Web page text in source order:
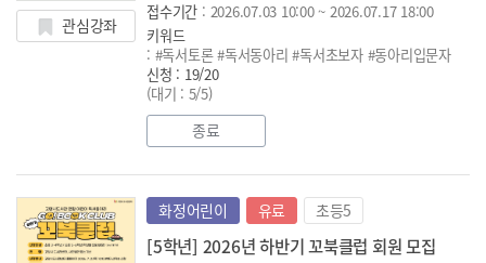
접수기간 : 2026.07.03 10:00 ~ 2026.07.17 18:00
키워드
: #독서토론 #독서동아리 #독서초보자 #동아리입문자
신청 : 19/20
(대기 : 5/5)
종료
관심강좌
화정어린이 유료 초등5
[5학년] 2026년 하반기 꼬북클럽 회원 모집